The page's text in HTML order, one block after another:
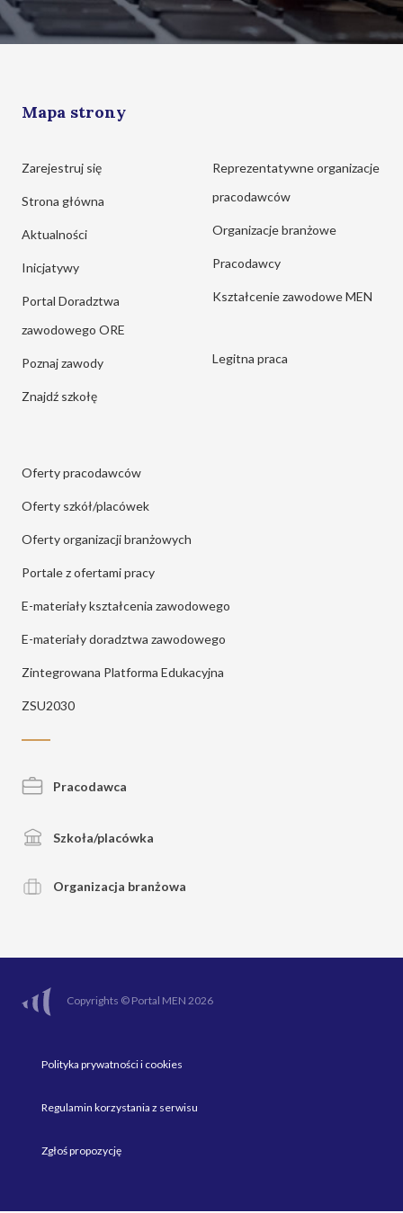
Mapa strony
Zarejestruj się
Strona główna
Aktualności
Inicjatywy
Portal Doradztwa
zawodowego ORE
Poznaj zawody
Znajdź szkołę
Reprezentatywne organizacje
pracodawców
Organizacje branżowe
Pracodawcy
Kształcenie zawodowe MEN
Legitna praca
Oferty pracodawców
Oferty szkół/placówek
Oferty organizacji branżowych
Portale z ofertami pracy
E-materiały kształcenia zawodowego
E-materiały doradztwa zawodowego
Zintegrowana Platforma Edukacyjna
ZSU2030
Pracodawca
Szkoła/placówka
Organizacja branżowa
Copyrights © Portal MEN 2026
Polityka prywatności i cookies
Regulamin korzystania z serwisu
Zgłoś propozycję